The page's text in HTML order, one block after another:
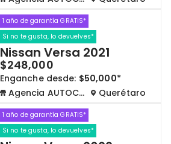
1 año de garantía GRATIS*
Si no te gusta, lo devuelves*
Nissan Versa 2021
$248,000
Enganche desde: $50,000*
Agencia AUTOCOM
Querétaro
1 año de garantía GRATIS*
Si no te gusta, lo devuelves*